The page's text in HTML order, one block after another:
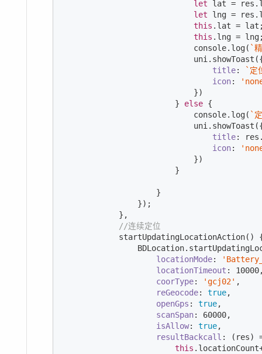
let lat =
let lng =
this .lat =
this .lng =
console.log( `
title:
`定
icon:
                            })
                        }
else {
console.log( `
title:
icon:
                            })
                        }
                    }
                });
            },
//连续定位
startUpdatingLocationAction()
locationMode:
locationTimeout : 10000
coorType: 'gcj02' ,
reGeocode: true,
openGps : true,
scanSpan: 60000,
isAllow: true,
resultBackcall : ( res)
this